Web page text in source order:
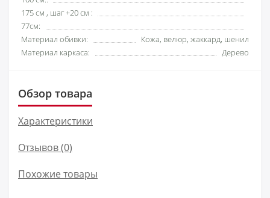
175 см , шаг +20 см :
77см:
Материал обивки:
Кожа, велюр, жаккард, шенил
Материал каркаса:
Дерево
Обзор товара
Характеристики
Отзывов (0)
Похожие товары